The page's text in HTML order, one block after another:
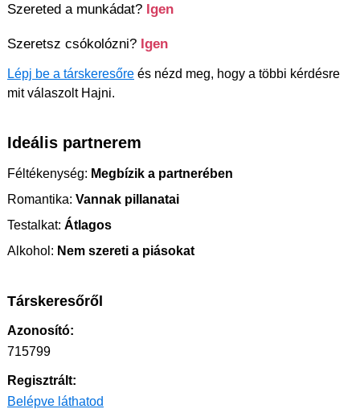
Szereted a munkádat? Igen
Szeretsz csókolózni? Igen
Lépj be a társkeresőre és nézd meg, hogy a többi kérdésre
mit válaszolt Hajni.
Ideális partnerem
Féltékenység: Megbízik a partnerében
Romantika: Vannak pillanatai
Testalkat: Átlagos
Alkohol: Nem szereti a piásokat
Társkeresőről
Azonosító:
715799
Regisztrált:
Belépve láthatod